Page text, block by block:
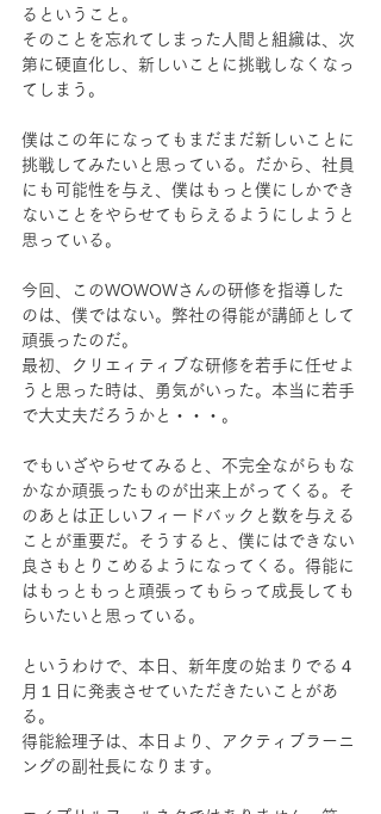
るということ。
そのことを忘れてしまった人間と組織は、次
第に硬直化し、新しいことに挑戦しなくなっ
てしまう。
僕はこの年になってもまだまだ新しいことに
挑戦してみたいと思っている。だから、社員
にも可能性を与え、僕はもっと僕にしかでき
ないことをやらせてもらえるようにしようと
思っている。
今回、このWOWOWさんの研修を指導した
のは、僕ではない。弊社の得能が講師として
頑張ったのだ。
最初、クリエィティブな研修を若手に任せよ
うと思った時は、勇気がいった。本当に若手
で大丈夫だろうかと・・・。
でもいざやらせてみると、不完全ながらもな
かなか頑張ったものが出来上がってくる。そ
のあとは正しいフィードバックと数を与える
ことが重要だ。そうすると、僕にはできない
良さもとりこめるようになってくる。得能に
はもっともっと頑張ってもらって成長しても
らいたいと思っている。
というわけで、本日、新年度の始まりでる４
月１日に発表させていただきたいことがあ
る。
得能絵理子は、本日より、アクティブラーニ
ングの副社長になります。